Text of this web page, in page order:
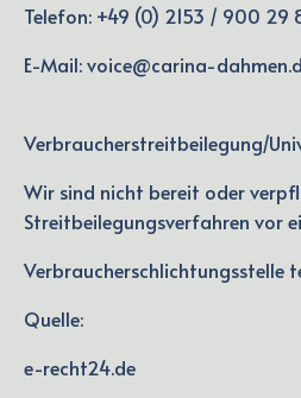
Telefon: +49 (0) 2153 / 900 29
E-Mail: voice@carina-
Verbraucherstreitbeilegung/
Wir sind nicht bereit oder
Streitbeilegungsverfahren vor
Verbraucherschlichtungsstelle
Quelle:
e-recht24.de